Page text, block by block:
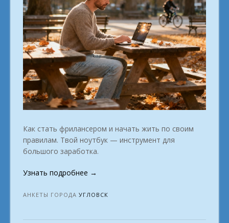
Как стать фрилансером и начать жить по своим
правилам. Твой ноутбук — инструмент для
большого заработка.
Узнать подробнее «Онлайн-
профессий:
уверенный
→
АНКЕТЫ ГОРОДА УГЛОВСК